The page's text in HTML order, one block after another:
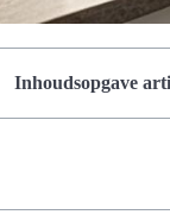
Inhoudsopgave